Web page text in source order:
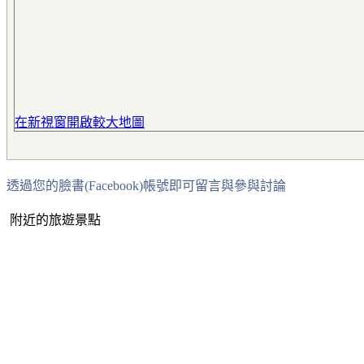
在新視窗開啟較大地圖
透過您的臉書(Facebook)帳號即可留言與參與討論
附近的旅遊景點